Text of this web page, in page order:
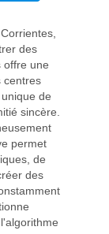
des
offre une
centres
de
sincère.
permet
de
des